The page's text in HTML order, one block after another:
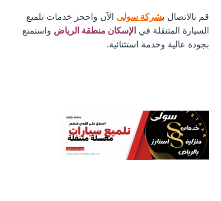
قم بالاتصال بشركة سولى الآن واحجز خدمات تلميع
السيارة المتنقلة في الإسكان منطقة الرياض واستمتع
بجودة عالية وخدمة استثنائية.